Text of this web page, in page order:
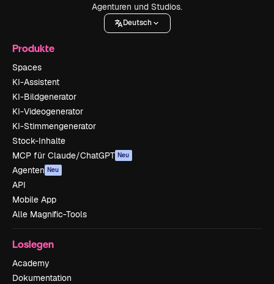
Agenturen und Studios.
Deutsch
Produkte
Spaces
KI-Assistent
KI-Bildgenerator
KI-Videogenerator
KI-Stimmengenerator
Stock-Inhalte
MCP für Claude/ChatGPT Neu
Agenten Neu
API
Mobile App
Alle Magnific-Tools
Loslegen
Academy
Dokumentation